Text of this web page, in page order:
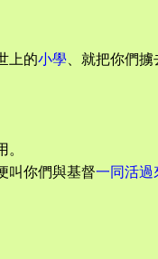
上的小學 、就把你們擄
叫你們與基督一同活過